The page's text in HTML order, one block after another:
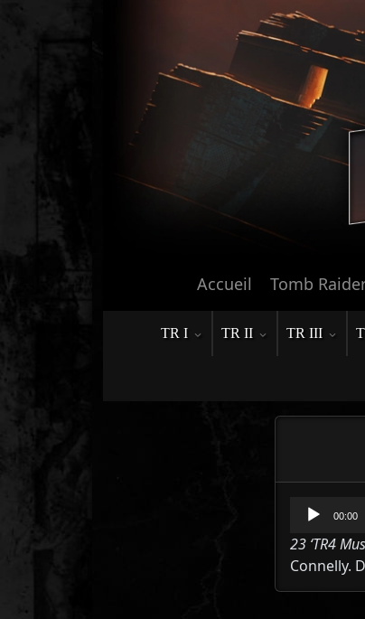
Accueil Tomb
TR I TR II TR III
Lecteur
audio
00:00
23 ‘TR4
Connelly.